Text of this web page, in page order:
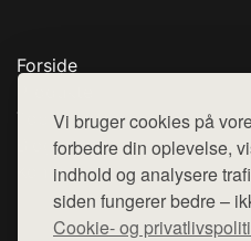
Vi bruger cookies på
forbedre din oplevelse,
indhold og analysere
siden fungerer bedre –
Cookie- og
Forside
Top Rabatter
Blog
Kontakt